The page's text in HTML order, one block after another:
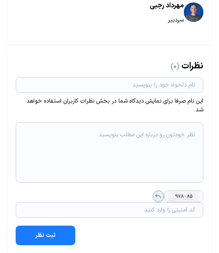
مهرداد رجبی
سردبیر
نظرات (0)
این نام صرفا برای نمایش دیدگاه شما در بخش نظرات کاربران استفاده خواهد
شد.
ثبت نظر